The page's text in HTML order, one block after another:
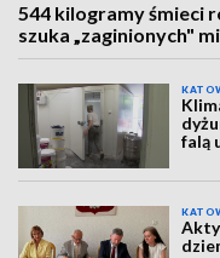
544 kilogramy śmieci
szuka „zaginionych"
falą